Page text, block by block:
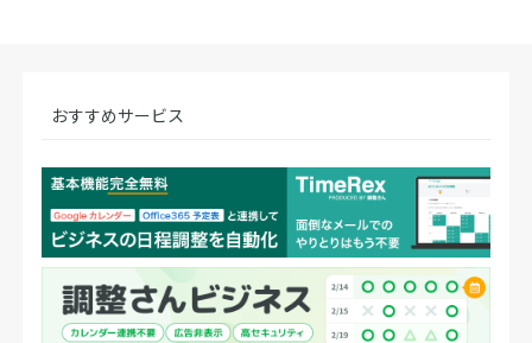
おすすめサービス